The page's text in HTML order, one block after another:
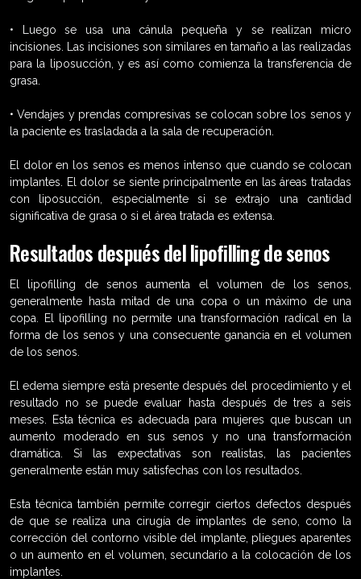
• Luego se usa una cánula pequeña y se realizan micro
incisiones. Las incisiones son similares en tamaño a las realizadas
para la liposucción, y es así como comienza la transferencia de
grasa.
• Vendajes y prendas compresivas se colocan sobre los senos y
la paciente es trasladada a la sala de recuperación.
El dolor en los senos es menos intenso que cuando se colocan
implantes. El dolor se siente principalmente en las áreas tratadas
con liposucción, especialmente si se extrajo una cantidad
significativa de grasa o si el área tratada es extensa.
Resultados después del lipofilling de senos
El lipofilling de senos aumenta el volumen de los senos,
generalmente hasta mitad de una copa o un máximo de una
copa. El lipofilling no permite una transformación radical en la
forma de los senos y una consecuente ganancia en el volumen
de los senos.
El edema siempre está presente después del procedimiento y el
resultado no se puede evaluar hasta después de tres a seis
meses. Esta técnica es adecuada para mujeres que buscan un
aumento moderado en sus senos y no una transformación
dramática. Si las expectativas son realistas, las pacientes
generalmente están muy satisfechas con los resultados.
Esta técnica también permite corregir ciertos defectos después
de que se realiza una cirugía de implantes de seno, como la
corrección del contorno visible del implante, pliegues aparentes
o un aumento en el volumen, secundario a la colocación de los
implantes.